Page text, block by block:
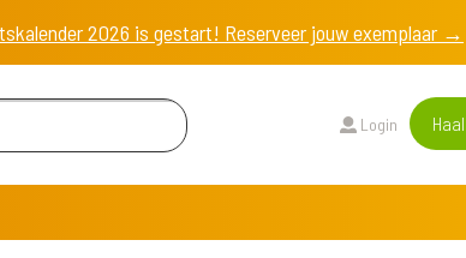
2026 is gestart! Reserveer jouw exemplaar →
Login